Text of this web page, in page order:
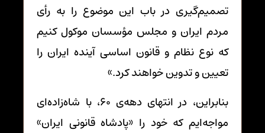
تصمیم‌گیری در باب این موضوع را به رأی
مردم ایران و مجلس مؤسسان موکول کنیم
که نوع نظام و قانون اساسی آینده ایران را
تعیین و تدوین خواهند کرد.»
بنابراین، در انتهای دهه‌ی 60، با شاه‌زاده‌ای
مواجه‌ایم که خود را «پادشاه قانونی ایران»